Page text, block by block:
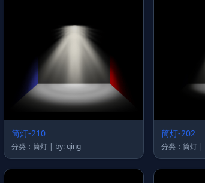
筒灯-210
分类：筒灯 | by: qing
筒灯-202